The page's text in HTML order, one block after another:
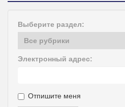
Выберите раздел:
Электронный адрес:
Отпишите меня